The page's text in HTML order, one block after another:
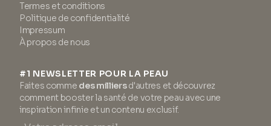
Termes et conditions
Politique de confidentialité
Impressum
À propos de nous
#1 NEWSLETTER POUR LA PEAU
Faites comme des milliersd'autres et découvrez
comment booster la santé de votre peau avec une
inspiration infinie et un contenu exclusif.